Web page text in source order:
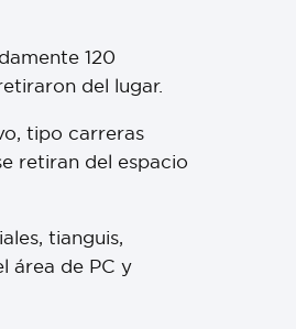
120
del lugar.
tipo carreras
retiran del espacio
tianguis,
área de PC y